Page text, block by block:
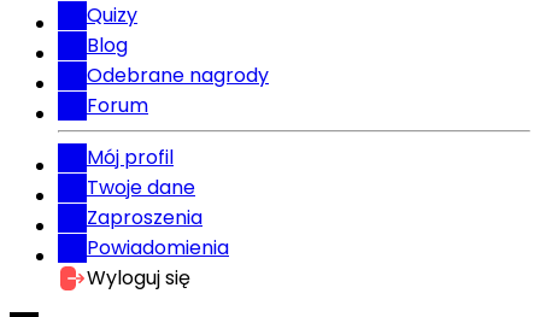
Quizy
Blog
Odebrane nagrody
Forum
Mój profil
Twoje dane
Zaproszenia
Powiadomienia
Wyloguj się